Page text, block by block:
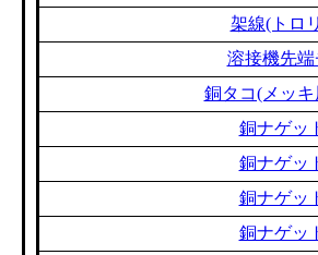
架線(トロ
溶接機先
銅タコ(メッ
銅ナゲッ
銅ナゲッ
銅ナゲッ
銅ナゲッ